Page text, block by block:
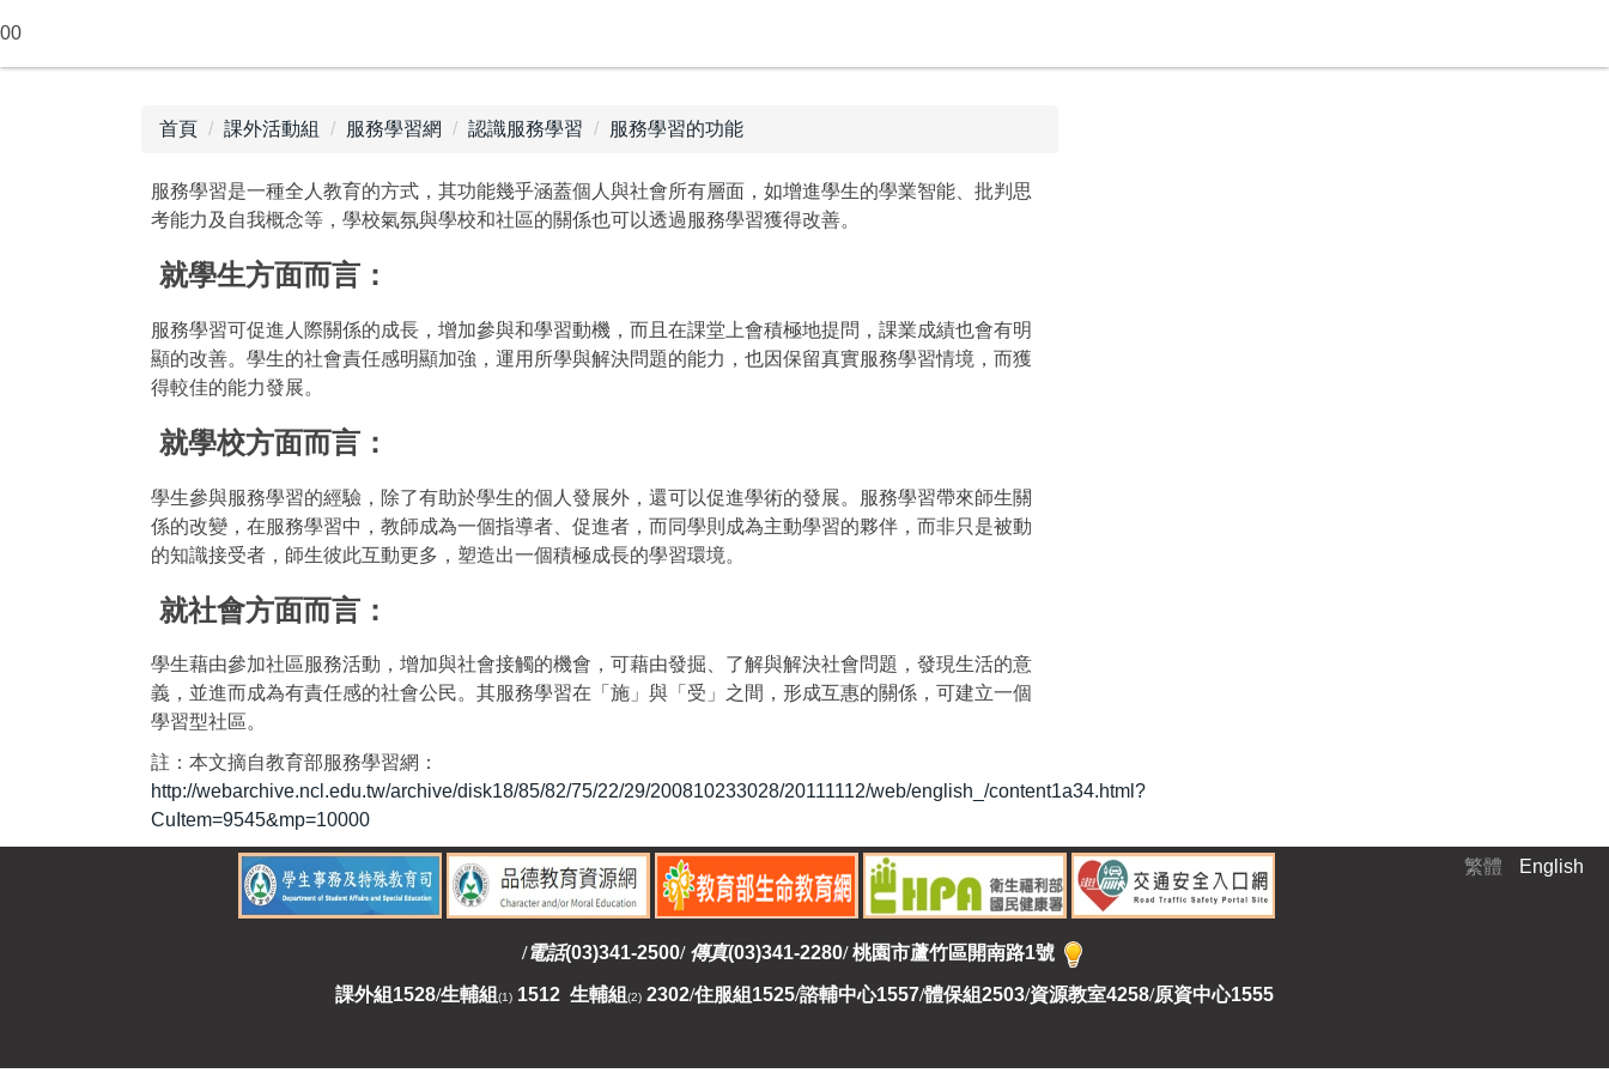
主
00
首頁 課外活動組 服務學習網 認識服務學習 服務學習的功能
服務學習是一種全人教育的方式，其功能幾乎涵蓋個人與社會所有層面，如增進學生的學業智能、批判思
考能力及自我概念等，學校氣氛與學校和社區的關係也可以透過服務學習獲得改善。
就學生方面而言：
服務學習可促進人際關係的成長，增加參與和學習動機，而且在課堂上會積極地提問，課業成績也會有明
顯的改善。學生的社會責任感明顯加強，運用所學與解決問題的能力，也因保留真實服務學習情境，而獲
得較佳的能力發展。
就學校方面而言：
學生參與服務學習的經驗，除了有助於學生的個人發展外，還可以促進學術的發展。服務學習帶來師生關
係的改變，在服務學習中，教師成為一個指導者、促進者，而同學則成為主動學習的夥伴，而非只是被動
的知識接受者，師生彼此互動更多，塑造出一個積極成長的學習環境。
就社會方面而言：
學生藉由參加社區服務活動，增加與社會接觸的機會，可藉由發掘、了解與解決社會問題，發現生活的意
義，並進而成為有責任感的社會公民。其服務學習在「施」與「受」之間，形成互惠的關係，可建立一個
學習型社區。
註：本文摘自教育部服務學習網：
http://webarchive.ncl.edu.tw/archive/disk18/85/82/75/22/29/200810233028/20111112/web/english_/content1a34.html?
CuItem=9545&mp=10000
繁體 English
/電話(03)341-2500/ 傳真(03)341-2280/ 桃園市蘆竹區開南路1號
課外組 1528/生輔組 (1) 1512 生輔組 (2) 2302/住服組1525/諮輔中心1557/體保組2503/資源教室4258/原資中心1555